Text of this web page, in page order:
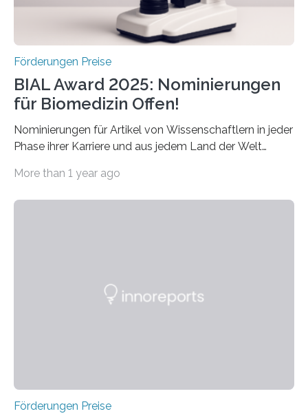
Förderungen Preise
BIAL Award 2025: Nominierungen
für Biomedizin Offen!
Nominierungen für Artikel von Wissenschaftlern in jeder
Phase ihrer Karriere und aus jedem Land der Welt
Leben gerufen, um die bemerkenswertesten
Foundation, des BIAL Award in Biomedicine ist in
More than 1 year ago
Förderungen Preise